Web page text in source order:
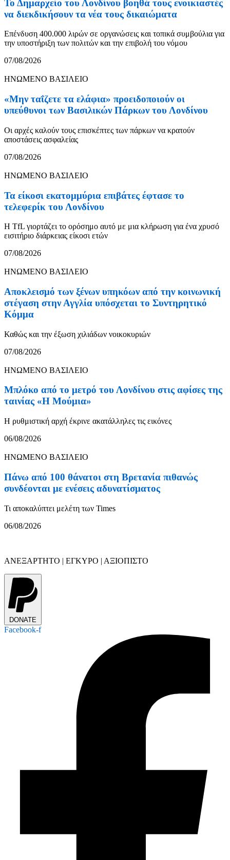
Το Δημαρχείο του Λονδίνου βοηθά τους ενοικιαστές
να διεκδικήσουν τα νέα τους δικαιώματα
Επένδυση 400.000 λιρών σε οργανώσεις και τοπικά συμβούλια για
την υποστήριξη των πολιτών και την επιβολή του νόμου
07/08/2026
ΗΝΩΜΕΝΟ ΒΑΣΙΛΕΙΟ
«Μην ταΐζετε τα ελάφια» προειδοποιούν οι
υπεύθυνοι των Βασιλικών Πάρκων του Λονδίνου
Οι αρχές καλούν τους επισκέπτες των πάρκων να κρατούν
αποστάσεις ασφαλείας
07/08/2026
ΗΝΩΜΕΝΟ ΒΑΣΙΛΕΙΟ
Τα είκοσι εκατομμύρια επιβάτες έφτασε το
τελεφερίκ του Λονδίνου
Η TfL γιορτάζει το ορόσημο αυτό με μια κλήρωση για ένα χρυσό
εισιτήριο διάρκειας είκοσι ετών
07/08/2026
ΗΝΩΜΕΝΟ ΒΑΣΙΛΕΙΟ
Αποκλεισμό των ξένων υπηκόων από την κοινωνική
στέγαση στην Αγγλία υπόσχεται το Συντηρητικό
Κόμμα
Καθώς και την έξωση χιλιάδων νοικοκυριών
07/08/2026
ΗΝΩΜΕΝΟ ΒΑΣΙΛΕΙΟ
Μπλόκο από το μετρό του Λονδίνου στις αφίσες της
ταινίας «Η Μούμια»
Η ρυθμιστική αρχή έκρινε ακατάλληλες τις εικόνες
06/08/2026
ΗΝΩΜΕΝΟ ΒΑΣΙΛΕΙΟ
Πάνω από 100 θάνατοι στη Βρετανία πιθανώς
συνδέονται με ενέσεις αδυνατίσματος
Τι αποκαλύπτει μελέτη των Times
06/08/2026
ΑΝΕΞΑΡΤΗΤΟ | ΕΓΚΥΡΟ | ΑΞΙΟΠΙΣΤΟ
DONATE
Facebook-f